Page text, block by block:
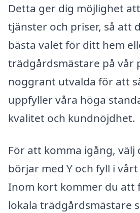
Detta ger dig möjlighet
tjänster och priser, så att
bästa valet för ditt hem
trädgårdsmästare på vår
noggrant utvalda för att
uppfyller våra höga
kvalitet och kundnöjdhet.
För att komma igång, välj
börjar med Y och fyll i
Inom kort kommer du att
lokala trädgårdsmästare